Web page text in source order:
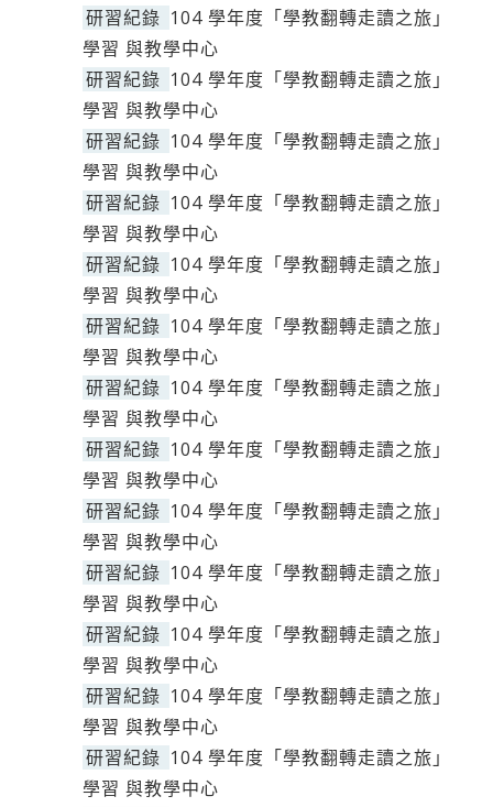
研習紀錄 104 學年度「學教翻轉走讀之旅」
學習 與教學中心
研習紀錄 104 學年度「學教翻轉走讀之旅」
學習 與教學中心
研習紀錄 104 學年度「學教翻轉走讀之旅」
學習 與教學中心
研習紀錄 104 學年度「學教翻轉走讀之旅」
學習 與教學中心
研習紀錄 104 學年度「學教翻轉走讀之旅」
學習 與教學中心
研習紀錄 104 學年度「學教翻轉走讀之旅」
學習 與教學中心
研習紀錄 104 學年度「學教翻轉走讀之旅」
學習 與教學中心
研習紀錄 104 學年度「學教翻轉走讀之旅」
學習 與教學中心
研習紀錄 104 學年度「學教翻轉走讀之旅」
學習 與教學中心
研習紀錄 104 學年度「學教翻轉走讀之旅」
學習 與教學中心
研習紀錄 104 學年度「學教翻轉走讀之旅」
學習 與教學中心
研習紀錄 104 學年度「學教翻轉走讀之旅」
學習 與教學中心
研習紀錄 104 學年度「學教翻轉走讀之旅」
學習 與教學中心